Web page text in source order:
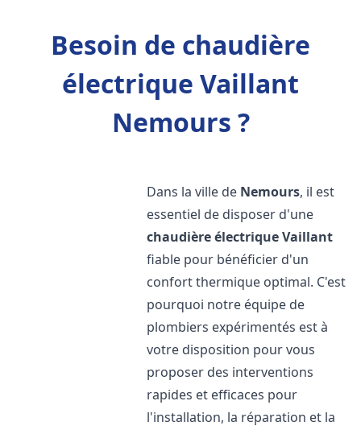
Besoin de chaudière
électrique Vaillant
Nemours ?
Dans la ville de Nemours, il est
essentiel de disposer d'une
chaudière électrique Vaillant
fiable pour bénéficier d'un
confort thermique optimal. C'est
pourquoi notre équipe de
plombiers expérimentés est à
votre disposition pour vous
proposer des interventions
rapides et efficaces pour
l'installation, la réparation et la